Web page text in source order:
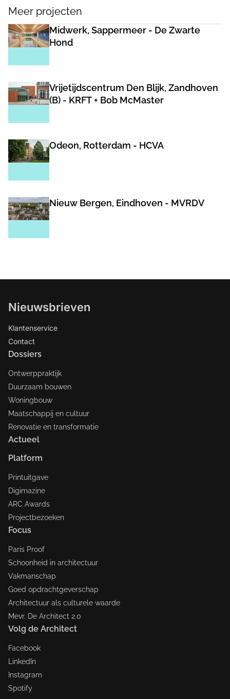
Meer projecten
Midwerk, Sappermeer - De Zwarte
Hond
Vrijetijdscentrum Den Blijk, Zandhoven
(B) - KRFT + Bob McMaster
Odeon, Rotterdam - HCVA
Nieuw Bergen, Eindhoven - MVRDV
Nieuwsbrieven
Klantenservice
Contact
Dossiers
Ontwerppraktijk
Duurzaam bouwen
Woningbouw
Maatschappij en cultuur
Renovatie en transformatie
Actueel
Platform
Printuitgave
Digimazine
ARC Awards
Projectbezoeken
Focus
Paris Proof
Schoonheid in architectuur
Vakmanschap
Goed opdrachtgeverschap
Architectuur als culturele waarde
Mevr. De Architect 2.0
Volg de Architect
Facebook
LinkedIn
Instagram
Spotify